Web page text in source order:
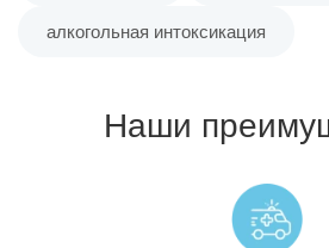
алкогольная интоксикация
Наши